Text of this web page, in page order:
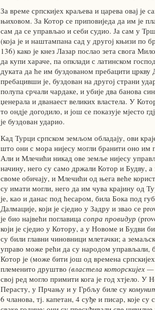
За време српскијех краљева и царева овај је
њиховом. За Котор се приповиједа да им је
сам да се управљао и себи судио. Ја сам у
(која је и наштампана сад у другој књизи по
136) како је кнез Лазар послао зета свога
да купи хараче, па опклади с латинском
дуката да ће им буздованом пребацити цркву
пребацивши је, буздован на другој страни
полупа срчали чардаке, и убије два банова
џенерала и дванаест великих властела. У
то ондје догодило, и још се показује мјесто
је буздован ударио.
Кад Турци српском земљом обладају, ови
што они с мора нијесу могли бранити оно им
Али и Млечићи никад ове земље нијесу
начину, него су само држали Котор и Будву,
своме обичају, и Млечићи од њега веће
су имати могли, него да им чува крајину од
је, као и данас под ћесаром, била Бока под
Далмације, који је сједио у Задру и звао се
је био највећи поглавица сопра провидур
који је сједио у Котору, а у Новоме и Будви
су били главни чиновници млетачки; а
управо може рећи да су народом управљали,
Котор је (може бити још од времена
племенито друштво (властела которскијех —
свој ред могло примити кога је год хтјело. У
Перасту, у Прчању и у Грбљу биле су
6 чланова, тј. капетан, 4 суђе и писар, које